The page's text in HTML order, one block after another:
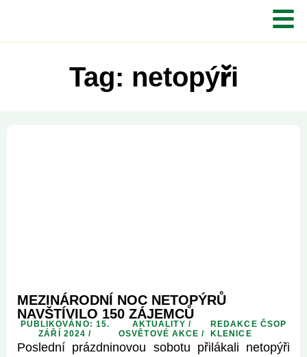
Tag: netopýři
MEZINÁRODNÍ NOC NETOPÝRŮ
NAVŠTÍVILO 150 ZÁJEMCŮ
PUBLIKOVÁNO: 15.
ZÁŘÍ 2024 /
AKTUALITY /
OSVĚTOVÉ AKCE /
REDAKCE ČSOP
KLENICE
Poslední prázdninovou sobotu přilákali netopýři